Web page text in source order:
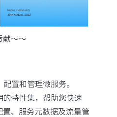
献～～
置和管理微服务。
的特性集，帮助您快速
、服务元数据及流量管